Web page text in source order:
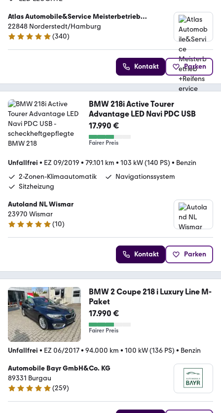
Atlas Automobile&Service Meisterbetrieb
+Reifenservice
22848 Norderstedt/Hamburg
5 Sterne
(340)
Kontakt Parken
BMW 218i Active Tourer
Advantage LED Navi PDC USB
17.990 €
Fairer Preis
Unfallfrei • EZ 09/2019 • 79.101 km • 103 kW (140 PS) • Benzin
2-Zonen-Klimaautomatik
Navigationssystem
Sitzheizung
Autoland NL Wismar
23970 Wismar
4.9 Sterne
(10)
Kontakt Parken
BMW 2 Coupe 218 i Luxury Line M-
Paket
17.990 €
Fairer Preis
Unfallfrei • EZ 06/2017• 94.000 km • 100 kW (136 PS) • Benzin
Automobile Bayr GmbH&Co. KG
89331 Burgau
5 Sterne
(259)